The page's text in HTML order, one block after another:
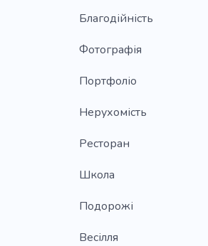
Благодійність
Фотографія
Портфоліо
Нерухомість
Ресторан
Школа
Подорожі
Весілля